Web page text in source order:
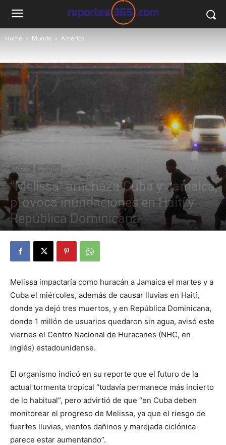
Home Mundo América
Mundo América
“Melissa” amenaza Cuba y Jamaica;
provoca inundaciones en Haití y
República Dominicana
Melissa impactaría como huracán a Jamaica el martes y a
Cuba el miércoles, además de causar lluvias en Haití,
donde ya dejó tres muertos, y en República Dominicana,
donde 1 millón de usuarios quedaron sin agua, avisó este
viernes el Centro Nacional de Huracanes (NHC, en
inglés) estadounidense.
El organismo indicó en su reporte que el futuro de la
actual tormenta tropical “todavía permanece más incierto
de lo habitual”, pero advirtió de que “en Cuba deben
monitorear el progreso de Melissa, ya que el riesgo de
fuertes lluvias, vientos dañinos y marejada ciclónica
parece estar aumentando”.